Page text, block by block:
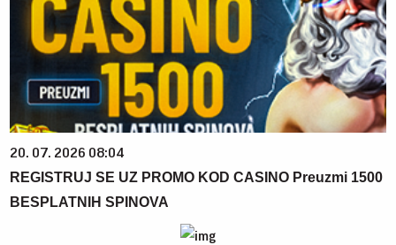
20. 07. 2026 08:04
REGISTRUJ SE UZ PROMO KOD CASINO Preuzmi 1500
BESPLATNIH SPINOVA